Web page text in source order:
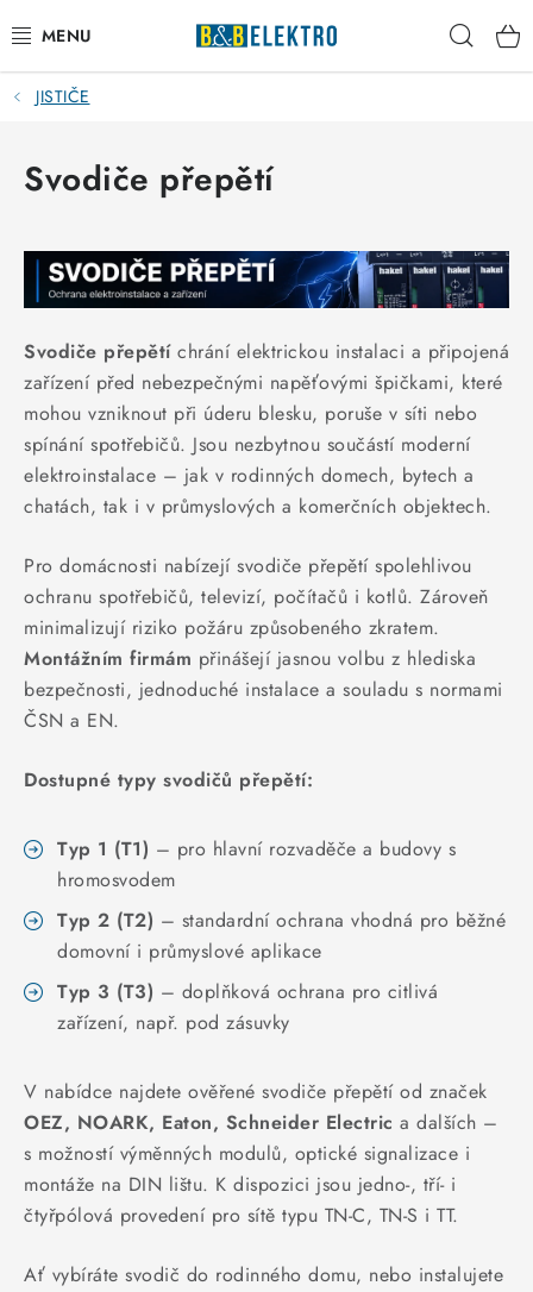
na
obsah
Reklamace / Vrácení zboží
Blog
VYTÁPĚNÍ
VYPÍNAČE
ELEKTROMATERIÁL
JISTIČE
ŽÁROVKY
VENTILÁTORY
FOTOVOLTAIKA
OHŘÍVAČE VODY
CHYTRÁ DOMÁCNOST
SVÍTIDLA domovní
SVÍTIDLA interiérová
SVÍTIDLA technická
NÁŘADÍ
VÝPRODEJ
Položky bez zařazené kategorie dle výrobců
JISTIČE
Svodiče přepětí
Svodiče přepětíchrání elektrickou instalaci a připojená
zařízení před nebezpečnými napěťovými špičkami, které
mohou vzniknout při úderu blesku, poruše v síti nebo
spínání spotřebičů. Jsou nezbytnou součástí moderní
elektroinstalace – jak v rodinných domech, bytech a
chatách, tak i v průmyslových a komerčních objektech.
Pro domácnosti nabízejí svodiče přepětí spolehlivou
ochranu spotřebičů, televizí, počítačů i kotlů. Zároveň
minimalizují riziko požáru způsobeného zkratem.
Montážním firmám přinášejí jasnou volbu z hlediska
bezpečnosti, jednoduché instalace a souladu s normami
ČSN a EN.
Dostupné typy svodičů přepětí:
Typ 1 (T1) – pro hlavní rozvaděče a budovy s
hromosvodem
Typ 2 (T2) – standardní ochrana vhodná pro běžné
domovní i průmyslové aplikace
Typ 3 (T3) – doplňková ochrana pro citlivá
zařízení, např. pod zásuvky
V nabídce najdete ověřené svodiče přepětí od značek
OEZ, NOARK, Eaton, Schneider Electric a dalších –
s možností výměnných modulů, optické signalizace i
montáže na DIN lištu. K dispozici jsou jedno-, tří- i
čtyřpólová provedení pro sítě typu TN-C, TN-S i TT.
Ať vybíráte svodič do rodinného domu, nebo instalujete